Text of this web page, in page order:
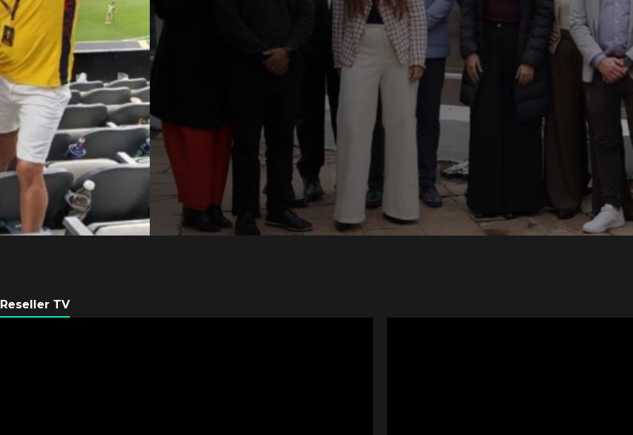
Axis Communications
Argentina se fortalece
con nueva sede
PORREDACCIÓN LATAM 6 AGOSTO, 2026
Reseller TV